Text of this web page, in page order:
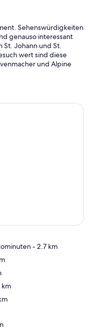
Sehenswürdigkeiten
genauso interessant
St. Johann und St.
wert sind diese
und Alpine
- 2.7 km
km